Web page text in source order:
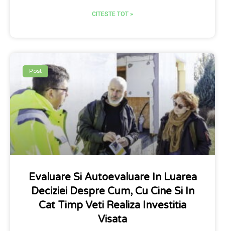
CITESTE TOT »
Post
Evaluare Si Autoevaluare In Luarea
Deciziei Despre Cum, Cu Cine Si In
Cat Timp Veti Realiza Investitia
Visata